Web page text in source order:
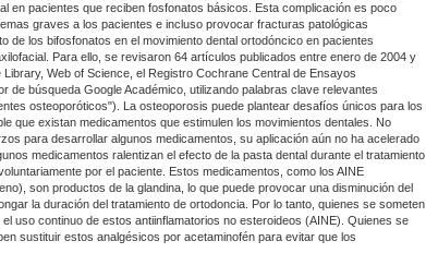
en pacientes que reciben fosfonatos básicos. Esta complicación es poco
graves a los pacientes e incluso provocar fracturas patológicas
de los bifosfonatos en el movimiento dental ortodóncico en pacientes
Para ello, se revisaron 64 artículos publicados entre enero de 2004 y
Web of Science, el Registro Cochrane Central de Ensayos
de búsqueda Google Académico, utilizando palabras clave relevantes
osteoporóticos"). La osteoporosis puede plantear desafíos únicos para los
que existan medicamentos que estimulen los movimientos dentales. No
para desarrollar algunos medicamentos, su aplicación aún no ha acelerado
medicamentos ralentizan el efecto de la pasta dental durante el tratamiento
por el paciente. Estos medicamentos, como los AINE
son productos de la glandina, lo que puede provocar una disminución del
la duración del tratamiento de ortodoncia. Por lo tanto, quienes se someten
uso continuo de estos antiinflamatorios no esteroideos (AINE). Quienes se
sustituir estos analgésicos por acetaminofén para evitar que los